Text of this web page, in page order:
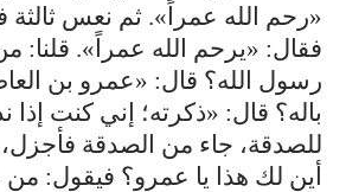
«رحم الله عمراً». ثم نعس ثالثة
فقال: «يرحم الله عمراً». قلنا:
رسول الله؟ قال: «عمرو بن
باله؟ قال: «ذكرته؛ إني كنت إذا
للصدقة، جاء من الصدقة
أين لك هذا يا عمرو؟ فيقول: من